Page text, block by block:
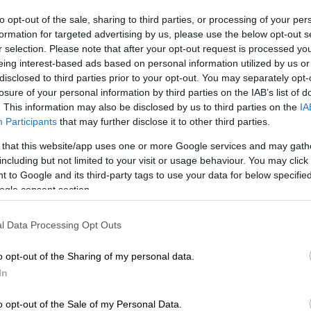
opt-out of the sale, sharing to third parties, or processing of your
for targeted advertising by us, please use the below opt-out
selection. Please note that after your opt-out request is processed
interest-based ads based on personal information utilized by us
to third parties prior to your opt-out. You may separately
of your personal information by third parties on the IAB’s list of
This information may also be disclosed by us to third parties on the
Participants that may further disclose it to other third parties.
that this website/app uses one or more Google services and may
but not limited to your visit or usage behaviour. You may
to Google and its third-party tags to use your data for below
consent section.
Data Processing Opt Outs
opt-out of the Sharing of my personal data.
opt-out of the Sale of my Personal Data.
παιχνίδι της 7ηςαγωνιστικής
. Εκπρόσωποι της
καταστροφές που υπέστη η πόλη
που προκάλεσε τη μεγαλύτερη
(το νερό έφτασε στο 1 μέτρο και 87